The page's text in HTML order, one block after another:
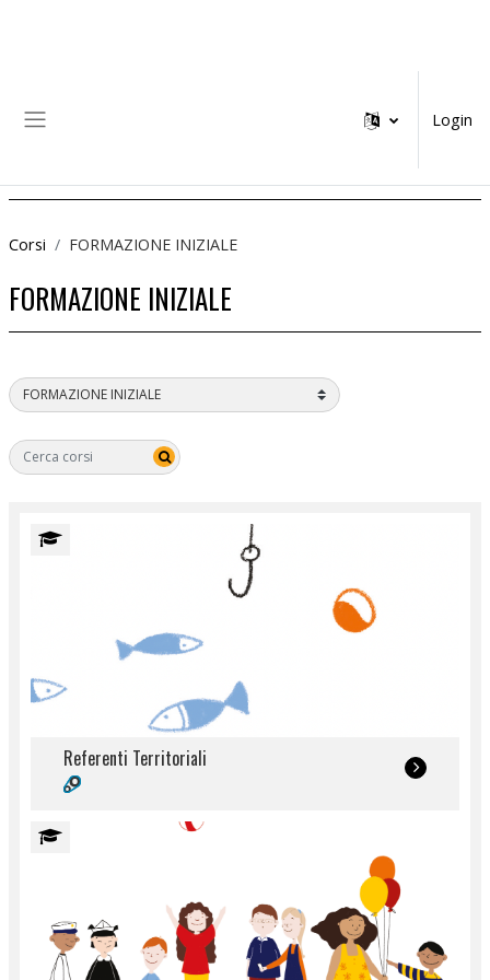
Login
Corsi FORMAZIONE INIZIALE
FORMAZIONE INIZIALE
Categorie di corso
Cerca corsi
Cerca corsi
Referenti Territoriali